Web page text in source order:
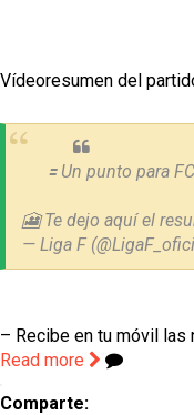
Vídeoresumen del
🟰 Un punto para
🎦 Te dejo aquí el
— Liga F
– Recibe en tu móvil las
Read more
Comparte: